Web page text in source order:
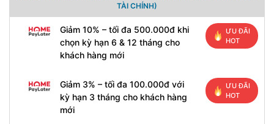
TÀI CHÍNH)
Giảm 10% – tối đa 500.000đ khi
chọn kỳ hạn 6 & 12 tháng cho
khách hàng mới
ƯU ĐÃI
HOT
Giảm 3% – tối đa 100.000đ với
kỳ hạn 3 tháng cho khách hàng
mới
ƯU ĐÃI
HOT